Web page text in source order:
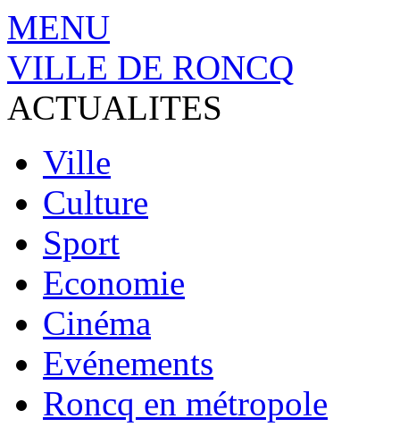
MENU
VILLE DE RONCQ
ACTUALITES
Ville
Culture
Sport
Economie
Cinéma
Evénements
Roncq en métropole